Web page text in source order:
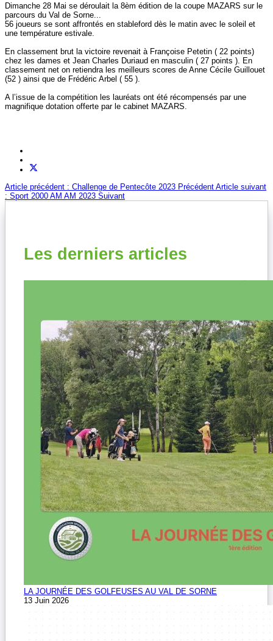
Dimanche 28 Mai se déroulait la 8èm édition de la coupe MAZARS sur le
parcours du Val de Sorne...
56 joueurs se sont affrontés en stableford dès le matin avec le soleil et
une température estivale.
En classement brut la victoire revenait à Françoise Petetin ( 22 points)
chez les dames et Jean Charles Duriaud en masculin ( 27 points ). En
classement net on retiendra les meilleurs scores de Anne Cécile Guillouet
(52 ) ainsi que de Frédéric Arbel ( 55 ).
A l’issue de la compétition les lauréats ont été récompensés par une
magnifique dotation offerte par le cabinet MAZARS.
Article précédent : Challenge de Pentecôte 2023 Précédent Article suivant
: Sport 2000 AM AM 2023 Suivant
Les derniers articles
LA JOURNÉE DES GOLFEUSES AU VAL DE SORNE
13 Juin 2026